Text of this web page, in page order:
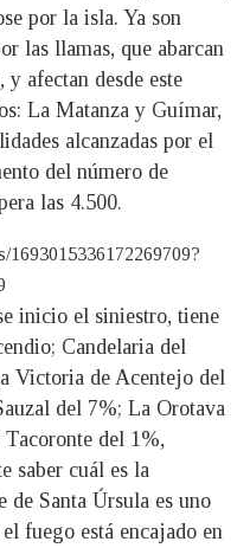
por la isla. Ya son
las llamas, que abarcan
afectan desde este
La Matanza y Guímar,
alcanzadas por el
del número de
las 4.500.
inicio el siniestro, tiene
Candelaria del
Victoria de Acentejo del
del 7%; La Orotava
del 1%,
saber cuál es la
de Santa Úrsula es uno
fuego está encajado en